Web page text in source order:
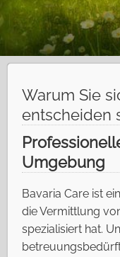
Warum Sie
entscheiden
Umgebung
Bavaria Care ist
die Vermittlung
spezialisiert hat.